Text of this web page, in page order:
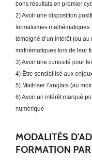
bons résultats en premier
2) Avoir une disposition
formalismes mathématiques
témoigné d’un intérêt (ou au
mathématiques lors de leur
3) Avoir une curiosité pour
4) Être sensibilisé aux
5) Maitriser l’anglais (au
6) Avoir un intérêt marqué
numérique
MODALITÉS
FORMATION